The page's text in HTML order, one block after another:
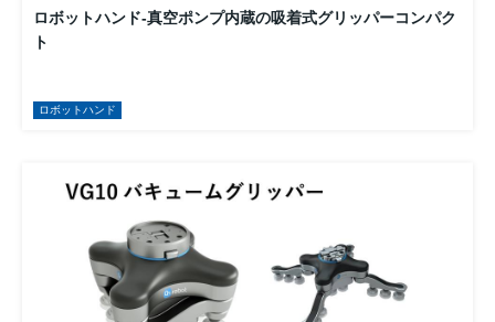
ロボットハンド-真空ポンプ内蔵の吸着式グリッパーコンパク
ト
ロボットハンド